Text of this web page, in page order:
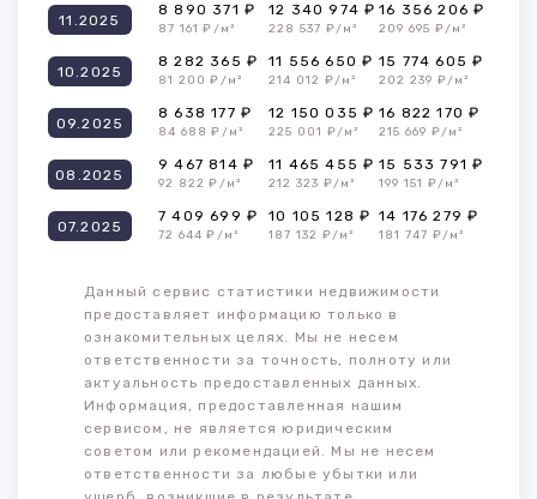
11.2025
8 890 371 ₽
87 161 ₽/м²
12 340 974 ₽
228 537 ₽/м²
16 356 206 ₽
209 695 ₽/м²
10.2025
8 282 365 ₽
81 200 ₽/м²
11 556 650 ₽
214 012 ₽/м²
15 774 605 ₽
202 239 ₽/м²
09.2025
8 638 177 ₽
84 688 ₽/м²
12 150 035 ₽
225 001 ₽/м²
16 822 170 ₽
215 669 ₽/м²
08.2025
9 467 814 ₽
92 822 ₽/м²
11 465 455 ₽
212 323 ₽/м²
15 533 791 ₽
199 151 ₽/м²
07.2025
7 409 699 ₽
72 644 ₽/м²
10 105 128 ₽
187 132 ₽/м²
14 176 279 ₽
181 747 ₽/м²
Данный сервис статистики недвижимости
предоставляет информацию только в
ознакомительных целях. Мы не несем
ответственности за точность, полноту или
актуальность предоставленных данных.
Информация, предоставленная нашим
сервисом, не является юридическим
советом или рекомендацией. Мы не несем
ответственности за любые убытки или